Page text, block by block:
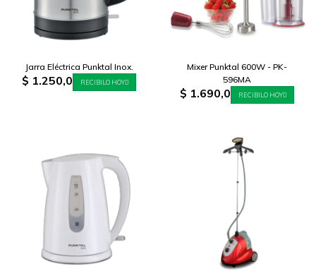
Jarra Eléctrica Punktal Inox.
$ 1.250,0 RECIBILO HOY
Mixer Punktal 600W - PK-
596MA
$ 1.690,0 RECIBILO HOY